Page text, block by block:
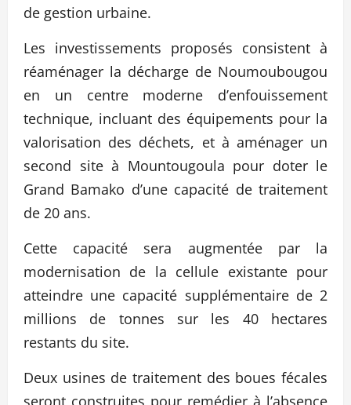
de gestion urbaine.
Les investissements proposés consistent à
réaménager la décharge de Noumoubougou
en un centre moderne d’enfouissement
technique, incluant des équipements pour la
valorisation des déchets, et à aménager un
second site à Mountougoula pour doter le
Grand Bamako d’une capacité de traitement
de 20 ans.
Cette capacité sera augmentée par la
modernisation de la cellule existante pour
atteindre une capacité supplémentaire de 2
millions de tonnes sur les 40 hectares
restants du site.
Deux usines de traitement des boues fécales
seront construites pour remédier à l’absence